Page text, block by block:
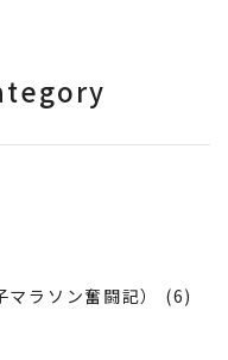
マラソン奮闘記） (6)